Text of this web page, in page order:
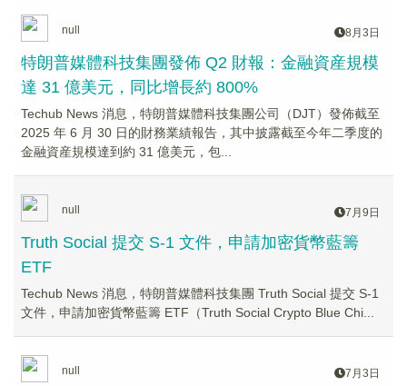
null 8月3日
特朗普媒體科技集團發佈 Q2 財報：金融資産規模
達 31 億美元，同比增長約 800%
Techub News 消息，特朗普媒體科技集團公司（DJT）發佈截至
2025 年 6 月 30 日的財務業績報告，其中披露截至今年二季度的
金融資産規模達到約 31 億美元，包...
null 7月9日
Truth Social 提交 S-1 文件，申請加密貨幣藍籌
ETF
Techub News 消息，特朗普媒體科技集團 Truth Social 提交 S-1
文件，申請加密貨幣藍籌 ETF（Truth Social Crypto Blue Chi...
null 7月3日